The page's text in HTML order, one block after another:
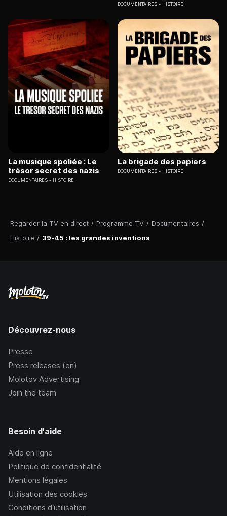
Regarder la TV en direct / Programme TV / Documentaires /
Histoire / 39-45 : les grandes inventions
DOCUMENTAIRES HISTOIRE
La musique spoliée : Le
trésor secret des nazis
DOCUMENTAIRES HISTOIRE
La brigade des papiers
DOCUMENTAIRES HISTOIRE
Découvrez-nous
Presse
Press releases (en)
Molotov Advertising
Join the team
Besoin d'aide
Aide en ligne
Politique de confidentialité
Mentions légales
Utilisation des cookies
Conditions d’utilisation